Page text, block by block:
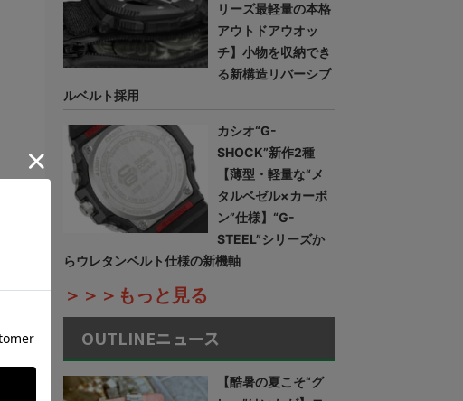
リーズ最軽量の本格
アウトドアウオッ
チ】小物を収納でき
る新構造リバーシブ
ルベルト採用
カシオ“G-
SHOCK”新作2種
【薄型・軽量な“メ
タルベゼル×カーボ
ン”仕様】“G-
STEEL”シリーズか
らウレタンベルト仕様の新機軸
＞＞＞もっと見る
OUTLINEニュース
【酷暑の夏こそ“グ